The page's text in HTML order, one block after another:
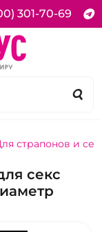
301-70-69
страпонов и
секс